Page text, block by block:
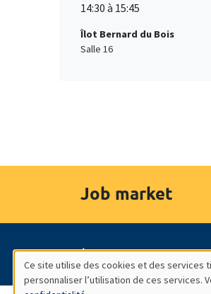
14:30 à 15:45
Îlot Bernard du Bois
Salle 16
Job market
À propos Nos
Ce site utilise des cookies et des services
personnaliser l’utilisation de ces services.